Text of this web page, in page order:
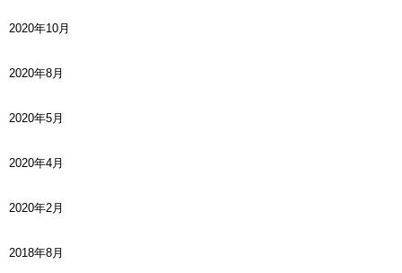
2020年10月
2020年8月
2020年5月
2020年4月
2020年2月
2018年8月